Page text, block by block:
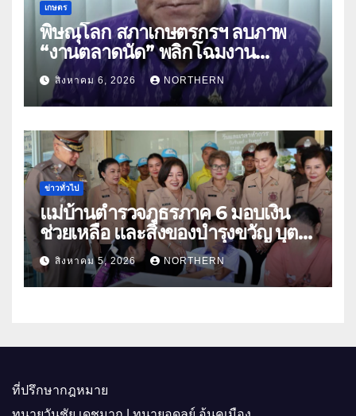
เกษตร
พิษณุโลก สภาเกษตรกรฯ ลบภาพ
“งานตลาดนัด” พลิกโฉมงาน
“เกษตรรุ่งเรืองเมืองสองแคว 69” มุ่ง
ประโยชน์เกษตรกร ดึงนวัตกรรม-จับ
คู่ธุรกิจดันสินค้าเกษตรสู่สากล (คลิป)
สิงหาคม 6, 2026 NORTHERN
ข่าวทั่วไป
แม่บ้านตำรวจภูธรภาค 6 มอบเงิน
ช่วยเหลือ และสิ่งของบำรุงขวัญ บุตร-
ธิดา ข้าราชการตำรวจจังหวัด
อุทัยธานี
สิงหาคม 5, 2026 NORTHERN
ที่ปรึกษากฎหมาย